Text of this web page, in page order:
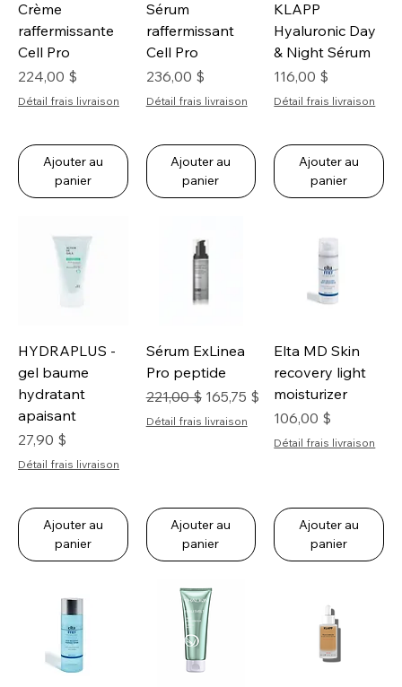
Crème
raffermissante
Cell Pro
Prix
224,00 $
Détail frais livraison
Ajouter au
panier
Sérum
raffermissant
Cell Pro
Prix
236,00 $
Détail frais livraison
Ajouter au
panier
KLAPP
Hyaluronic Day
& Night Sérum
Prix
116,00 $
Détail frais livraison
Ajouter au
panier
HYDRAPLUS -
gel baume
hydratant
apaisant
Prix
27,90 $
Détail frais livraison
Ajouter au
panier
Sérum ExLinea
Pro peptide
Prix original
221,00 $ Prix promotionnel
165,75 $
Détail frais livraison
Ajouter au
panier
Elta MD Skin
recovery light
moisturizer
Prix
106,00 $
Détail frais livraison
Ajouter au
panier